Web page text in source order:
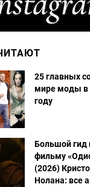
25 главных
мире моды в
году
Большой гид
фильму
(2026)
Нолана: все